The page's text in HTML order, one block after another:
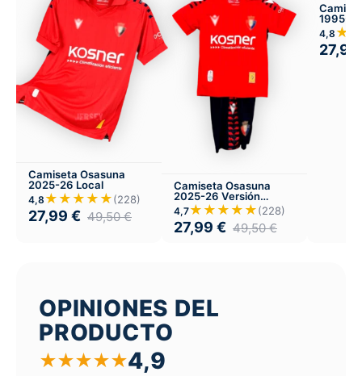
Camiseta Osasuna
2025-26 Local
4,8 ★★★★★(228)
27,99 € 49,50€
Camiseta Osasuna
2025-26 Versión
Infantil Local
4,7★★★★★(228)
27,99 € 49,50€
1995-
4,8
27,99
OPINIONES DEL
PRODUCTO
★★★★★4,9